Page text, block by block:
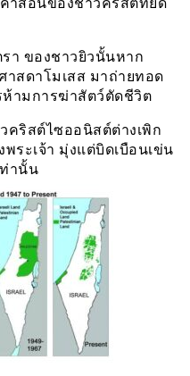
า ของชาวยิวนั้นหาก
สดาโมเสส มาถ่ายทอด
ามการฆ่าสัตว์ตัดชีวิต
คริสต์ไซออนิสต์ต่างเพิก
ระเจ้า มุ่งแต่บิดเบือนเข่น
านั้น